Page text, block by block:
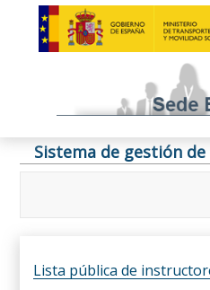
Sistema de gestión
Lista pública de